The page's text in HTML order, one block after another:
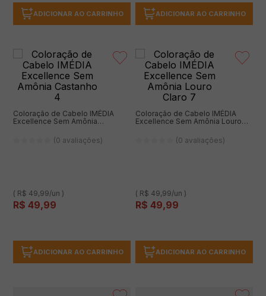
ADICIONAR AO CARRINHO ADICIONAR AO CARRINHO
Coloração de Cabelo IMÉDIA
Excellence Sem Amônia
(0 avaliações)
( R$ 49,99/un )
R$ 49,99
ADICIONAR AO CARRINHO
Coloração de Cabelo IMÉDIA
Excellence Sem Amônia Louro
(0 avaliações)
( R$ 49,99/un )
R$ 49,99
ADICIONAR AO CARRINHO